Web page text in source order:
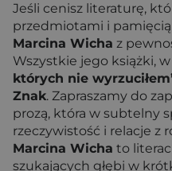
Jeśli cenisz literaturę,
przedmiotami i
Marcina Wicha z
Wszystkie jego książki,
których nie
Znak. Zapraszamy do
prozą, która w subtelny
rzeczywistość i relacje z
Marcina Wicha to
szukających głębi w